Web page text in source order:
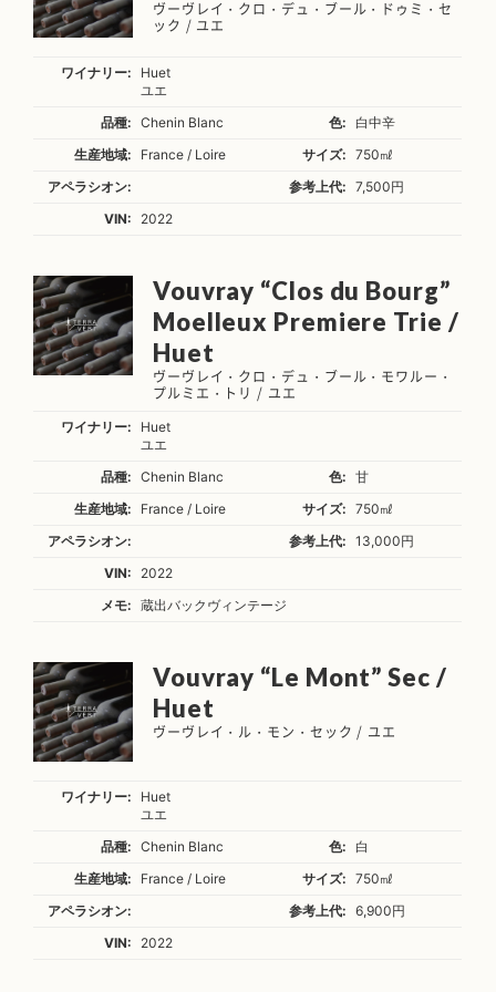
ヴーヴレイ・クロ・デュ・ブール・ドゥミ・セ
ック / ユエ
ワイナリー:
Huet
ユエ
品種:
Chenin Blanc 色:
白中辛
生産地域:
France / Loire サイズ:
750㎖
アペラシオン:
参考上代:
7,500円
VIN:
2022
Vouvray “Clos du Bourg”
Moelleux Premiere Trie /
Huet
ヴーヴレイ・クロ・デュ・ブール・モワルー・
プルミエ・トリ / ユエ
ワイナリー:
Huet
ユエ
品種:
Chenin Blanc 色:
甘
生産地域:
France / Loire サイズ:
750㎖
アペラシオン:
参考上代:
13,000円
VIN:
2022
メモ:
蔵出バックヴィンテージ
Vouvray “Le Mont” Sec /
Huet
ヴーヴレイ・ル・モン・セック / ユエ
ワイナリー:
Huet
ユエ
品種:
Chenin Blanc 色:
白
生産地域:
France / Loire サイズ:
750㎖
アペラシオン:
参考上代:
6,900円
VIN:
2022